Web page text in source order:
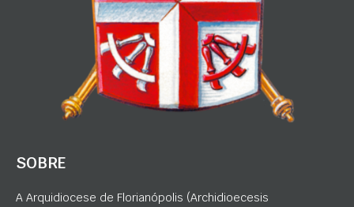
SOBRE
A Arquidiocese de Florianópolis (Archidioecesis